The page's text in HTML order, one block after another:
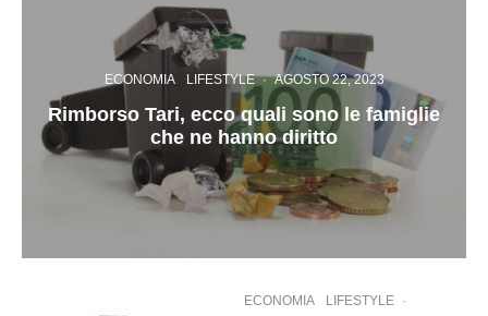
ECONOMIA LIFESTYLE · AGOSTO 22, 2023
Rimborso Tari, ecco quali sono le famiglie
che ne hanno diritto
ECONOMIA LIFESTYLE ·